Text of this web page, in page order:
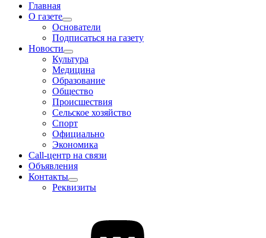
Главная
О газете
Основатели
Подписаться на газету
Новости
Культура
Медицина
Образование
Общество
Происшествия
Сельское хозяйство
Спорт
Официально
Экономика
Call-центр на связи
Объявления
Контакты
Реквизиты